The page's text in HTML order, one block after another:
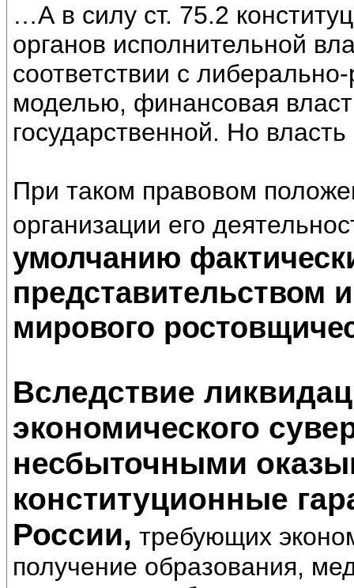
…А в силу ст. 75.2
органов исполнительной
соответствии с
моделью, финансовая
государственной. Но
При таком правовом
организации его
умолчанию
представительством
мирового
Вследствие
экономического
несбыточными
конституционные
России, требующих
получение образования,